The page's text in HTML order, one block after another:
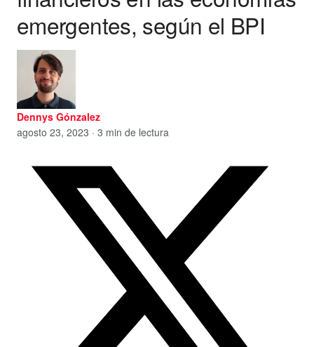
emergentes, según el BPI
Dennys Gónzalez
agosto 23, 2023 · 3 min de lectura